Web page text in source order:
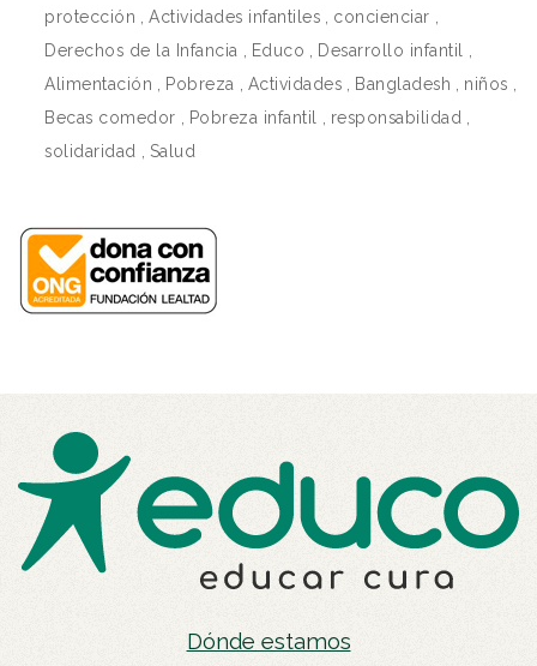
protección
Actividades infantiles concienciar
Derechos de la Infancia
Educo Desarrollo infantil
Alimentación
Pobreza Actividades Bangladesh niños
Becas comedor
Pobreza infantil responsabilidad
solidaridad
Salud
Dónde estamos